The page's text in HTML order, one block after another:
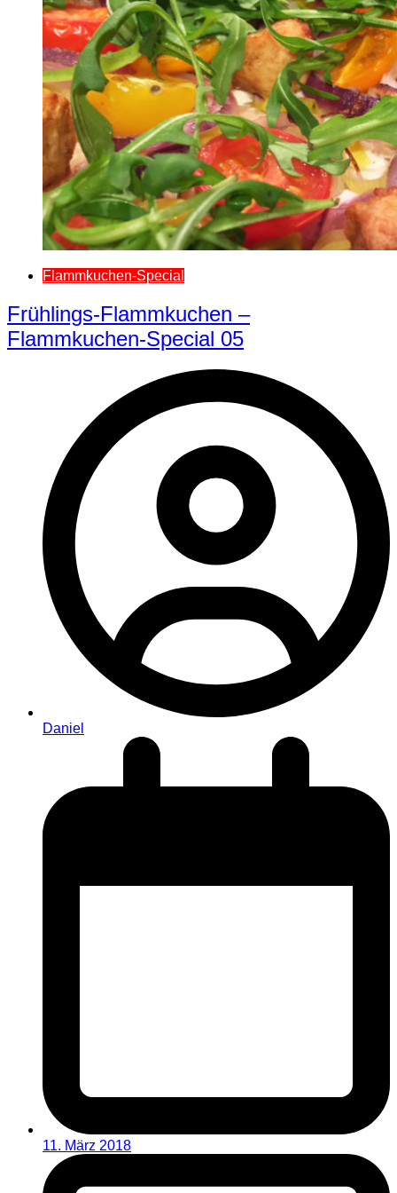
Flammkuchen-Special
Frühlings-Flammkuchen –
Flammkuchen-Special 05
Daniel
11. März 2018